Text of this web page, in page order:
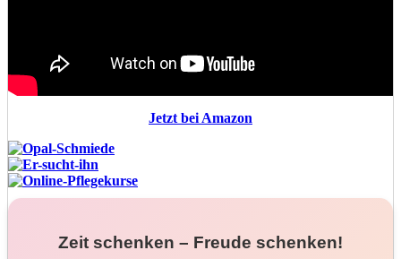
Jetzt bei Amazon
Zeit schenken – Freude schenken!